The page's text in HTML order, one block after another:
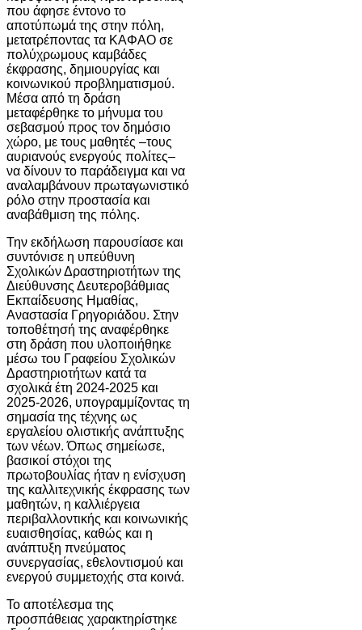
που άφησε έντονο το
αποτύπωμά της στην πόλη,
μετατρέποντας τα ΚΑΦΑΟ σε
πολύχρωμους καμβάδες
έκφρασης, δημιουργίας και
κοινωνικού προβληματισμού.
Μέσα από τη δράση
μεταφέρθηκε το μήνυμα του
σεβασμού προς τον δημόσιο
χώρο, με τους μαθητές –τους
αυριανούς ενεργούς πολίτες–
να δίνουν το παράδειγμα και να
αναλαμβάνουν πρωταγωνιστικό
ρόλο στην προστασία και
αναβάθμιση της πόλης.
Την εκδήλωση παρουσίασε και
συντόνισε η υπεύθυνη
Σχολικών Δραστηριοτήτων της
Διεύθυνσης Δευτεροβάθμιας
Εκπαίδευσης Ημαθίας,
Αναστασία Γρηγοριάδου. Στην
τοποθέτησή της αναφέρθηκε
στη δράση που υλοποιήθηκε
μέσω του Γραφείου Σχολικών
Δραστηριοτήτων κατά τα
σχολικά έτη 2024-2025 και
2025-2026, υπογραμμίζοντας τη
σημασία της τέχνης ως
εργαλείου ολιστικής ανάπτυξης
των νέων. Όπως σημείωσε,
βασικοί στόχοι της
πρωτοβουλίας ήταν η ενίσχυση
της καλλιτεχνικής έκφρασης των
μαθητών, η καλλιέργεια
περιβαλλοντικής και κοινωνικής
ευαισθησίας, καθώς και η
ανάπτυξη πνεύματος
συνεργασίας, εθελοντισμού και
ενεργού συμμετοχής στα κοινά.
Το αποτέλεσμα της
προσπάθειας χαρακτηρίστηκε